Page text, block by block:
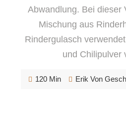
Abwandlung. Bei dieser
Mischung aus
Rindergulasch
und Chilipulver
120 Min Erik Von